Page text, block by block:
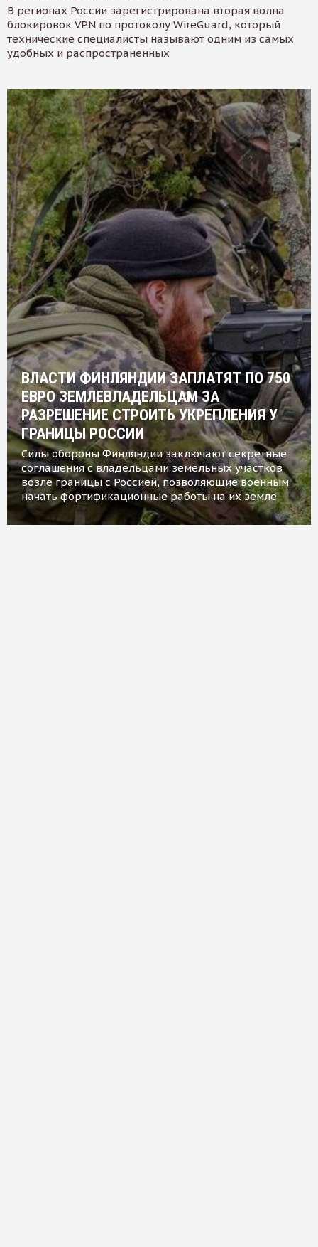
В регионах России зарегистрирована вторая волна
блокировок VPN по протоколу WireGuard, который
технические специалисты называют одним из самых
удобных и распространенных
ВЛАСТИ ФИНЛЯНДИИ ЗАПЛАТЯТ ПО 750
ЕВРО ЗЕМЛЕВЛАДЕЛЬЦАМ ЗА
РАЗРЕШЕНИЕ СТРОИТЬ УКРЕПЛЕНИЯ У
ГРАНИЦЫ РОССИИ
Силы обороны Финляндии заключают секретные
соглашения с владельцами земельных участков
возле границы с Россией, позволяющие военным
начать фортификационные работы на их земле